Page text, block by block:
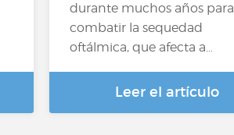
durante muchos años para
combatir la sequedad
oftálmica, que afecta a…
Leer el artículo